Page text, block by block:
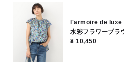
すぎず、程よいホールド感がありつつ
拾わないふんわりとしたシルエットな
く着ていただけます。 ★着丈 65cm ★身幅 55cm ●手洗い可能 ●綿
100％
l'armoire de luxe
水彩フラワーブラ
¥ 10,450